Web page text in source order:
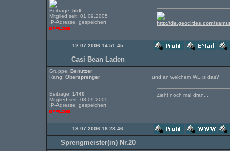
Beiträge: 559
Mitglied seit: 01.09.2005
IP-Adresse: gespeichert
http://de.geocities.com/
12.07.2006 14:51:45
Casi Bean Laden
Gruppe: Benutzer
Rang: Obersprenger
Beiträge: 1440
Mitglied seit: 08.09.2005
IP-Adresse: gespeichert
und an welchem WE is das?
Zieht noch mal dran...
13.07.2006 18:28:46
Sprengmeister(in) Nr.20